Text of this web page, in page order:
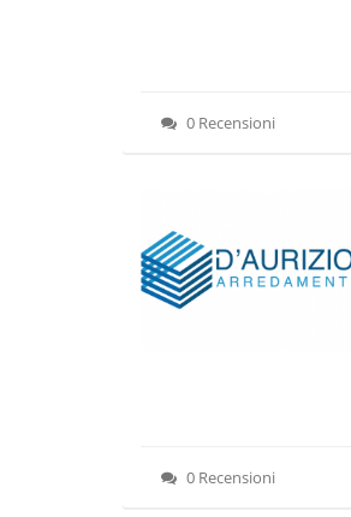
0 Recensioni
0 Recensioni